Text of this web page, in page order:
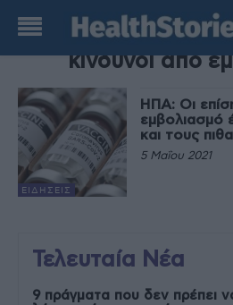
TAG
κίνδυνοι από
ΕΙΔΉΣΕΙΣ
ΗΠΑ: Οι
εμβολιασμό
και τους
5 Μαΐου 2021
Τελευταία Νέα
9 πράγματα που δεν πρέπει